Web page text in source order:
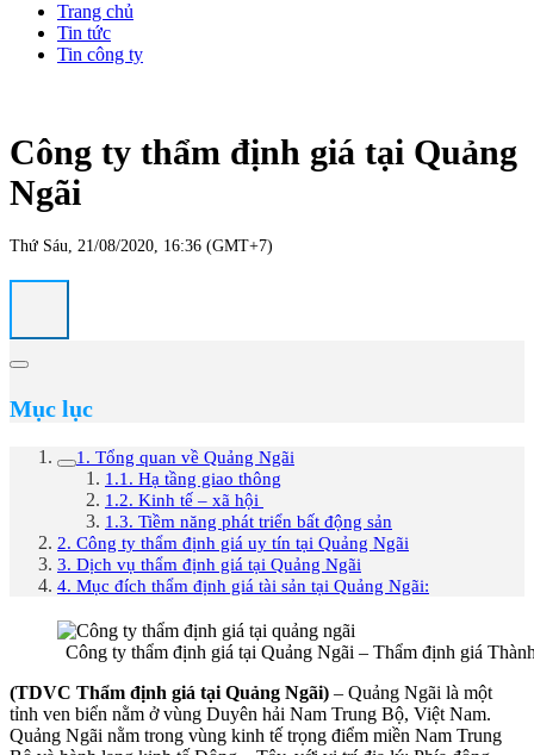
Trang chủ
Tin tức
Tin công ty
Công ty thẩm định giá tại Quảng
Ngãi
Thứ Sáu, 21/08/2020, 16:36 (GMT+7)
Mục lục
1. Tổng quan về Quảng Ngãi
1.1. Hạ tầng giao thông
1.2. Kinh tế – xã hội
1.3. Tiềm năng phát triển bất động sản
2. Công ty thẩm định giá uy tín tại Quảng Ngãi
3. Dịch vụ thẩm định giá tại Quảng Ngãi
4. Mục đích thẩm định giá tài sản tại Quảng Ngãi:
Công ty thẩm định giá tại Quảng Ngãi – Thẩm định giá
(TDVC Thẩm định giá tại Quảng Ngãi) – Quảng Ngãi là một
tỉnh ven biển nằm ở vùng Duyên hải Nam Trung Bộ, Việt Nam.
Quảng Ngãi nằm trong vùng kinh tế trọng điểm miền Nam Trung